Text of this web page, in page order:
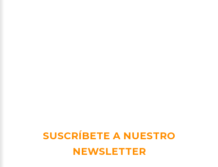
SUSCRÍBETE A NUESTRO
NEWSLETTER